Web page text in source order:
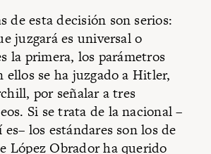
de esta decisión son serios:
juzgará es universal o
la primera, los parámetros
ellos se ha juzgado a Hitler,
por señalar a tres
Si se trata de la nacional –
es– los estándares son los de
López Obrador ha querido